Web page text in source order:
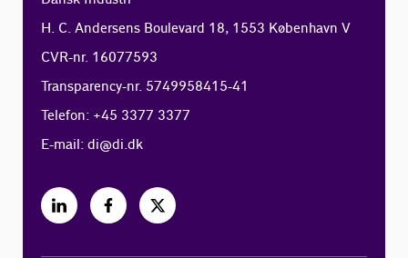
H. C. Andersens Boulevard 18, 1553 København V
CVR-nr. 16077593
Transparency-nr. 5749958415-41
Telefon: +45 3377 3377
E-mail:di@di.dk